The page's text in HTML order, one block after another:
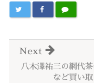
八木澤祐三の網代
など買い取
Next